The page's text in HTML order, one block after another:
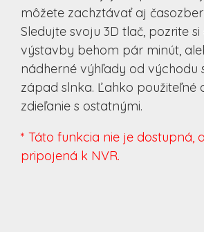
môžete zachztávať aj
Sledujte svoju 3D tlač, pozrite
výstavby behom pár minút,
nádherné výhľady od východu
západ slnka. Ľahko použiteľné
zdieľanie s ostatnými.
* Táto funkcia nie je dostupná,
pripojená k NVR.